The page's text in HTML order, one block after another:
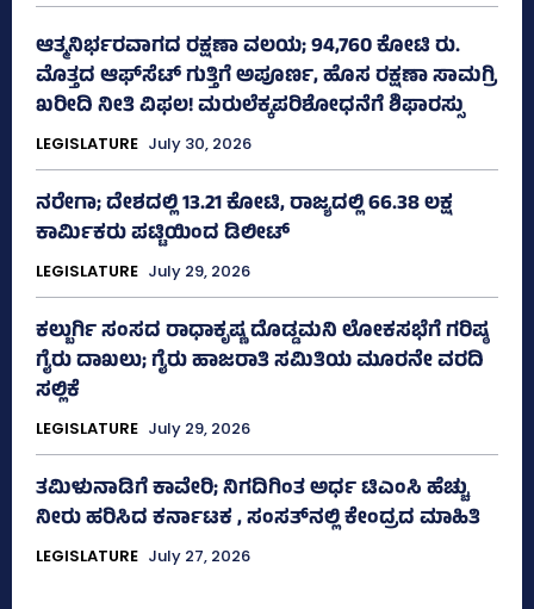
ಆತ್ಮನಿರ್ಭರವಾಗದ ರಕ್ಷಣಾ ವಲಯ; 94,760 ಕೋಟಿ ರು.
ಮೊತ್ತದ ಆಫ್‌ಸೆಟ್ ಗುತ್ತಿಗೆ ಅಪೂರ್ಣ, ಹೊಸ ರಕ್ಷಣಾ ಸಾಮಗ್ರಿ
ಖರೀದಿ ನೀತಿ ವಿಫಲ! ಮರುಲೆಕ್ಕಪರಿಶೋಧನೆಗೆ ಶಿಫಾರಸ್ಸು
LEGISLATURE July 30, 2026
ನರೇಗಾ; ದೇಶದಲ್ಲಿ 13.21 ಕೋಟಿ, ರಾಜ್ಯದಲ್ಲಿ 66.38 ಲಕ್ಷ
ಕಾರ್ಮಿಕರು ಪಟ್ಟಿಯಿಂದ ಡಿಲೀಟ್
LEGISLATURE July 29, 2026
ಕಲ್ಬುರ್ಗಿ ಸಂಸದ ರಾಧಾಕೃಷ್ಣ ದೊಡ್ಡಮನಿ ಲೋಕಸಭೆಗೆ ಗರಿಷ್ಠ
ಗೈರು ದಾಖಲು; ಗೈರು ಹಾಜರಾತಿ ಸಮಿತಿಯ ಮೂರನೇ ವರದಿ
ಸಲ್ಲಿಕೆ
LEGISLATURE July 29, 2026
ತಮಿಳುನಾಡಿಗೆ ಕಾವೇರಿ; ನಿಗದಿಗಿಂತ ಅರ್ಧ ಟಿಎಂಸಿ ಹೆಚ್ಚು
ನೀರು ಹರಿಸಿದ ಕರ್ನಾಟಕ , ಸಂಸತ್‌ನಲ್ಲಿ ಕೇಂದ್ರದ ಮಾಹಿತಿ
LEGISLATURE July 27, 2026